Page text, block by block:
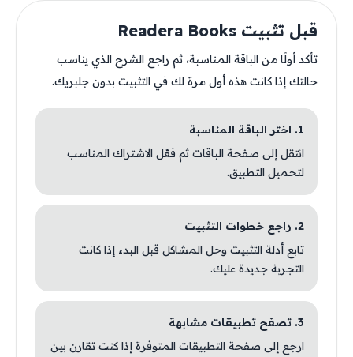
قبل تثبيت Readera Books
تأكد أولًا من الباقة المناسبة، ثم راجع الشرح الذي يناسب
حالتك إذا كانت هذه أول مرة لك في التثبيت بدون جلبريك.
1. اختر الباقة المناسبة
انتقل إلى صفحة الباقات ثم فعّل الاشتراك المناسب
لتحميل التطبيق.
2. راجع خطوات التثبيت
تابع أدلة التثبيت وحل المشاكل قبل البدء إذا كانت
التجربة جديدة عليك.
3. تصفح تطبيقات مشابهة
ارجع إلى صفحة التطبيقات المتوفرة إذا كنت تقارن بين